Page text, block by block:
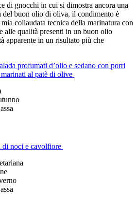
di gnocchi in cui si dimostra ancora una
del buon olio di oliva, il condimento è
collaudata tecnica della marinatura con
alle qualità presenti in un buon olio
apparente in un risultato più che
profumati d’olio e sedano con porri
al patè di olive
noci e cavolfiore